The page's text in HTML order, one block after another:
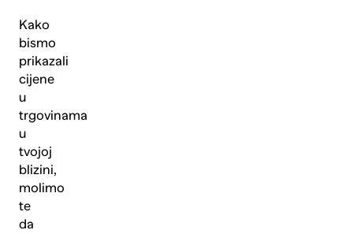
Kako
bismo
prikazali
cijene
u
trgovinama
u
tvojoj
blizini,
molimo
te
da
Pošalji